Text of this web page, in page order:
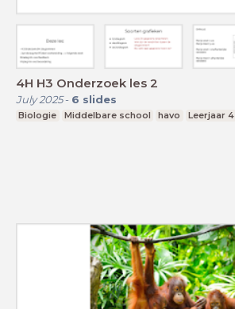
4H H3 Onderzoek les 2
July 2025- 6 slides
Biologie Middelbare school havo Leerjaar 4